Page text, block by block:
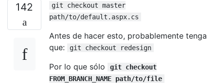
142
git checkout master
path/to/default.aspx.cs
Antes de hacer esto, probablemente tenga
que:
git checkout redesign
Por lo que sólo
git checkout
FROM_BRANCH_NAME path/to/file